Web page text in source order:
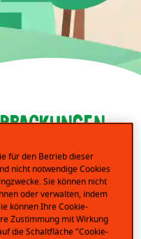
auch kinder das Ziel,
gestalten, dass sie
oder kompostierbar
gilt dies bereits.
für den Betrieb dieser
nicht notwendige Cookies
Sie können nicht
oder verwalten, indem
können Ihre Cookie-
Zustimmung mit Wirkung
die Schaltfläche "Cookie-